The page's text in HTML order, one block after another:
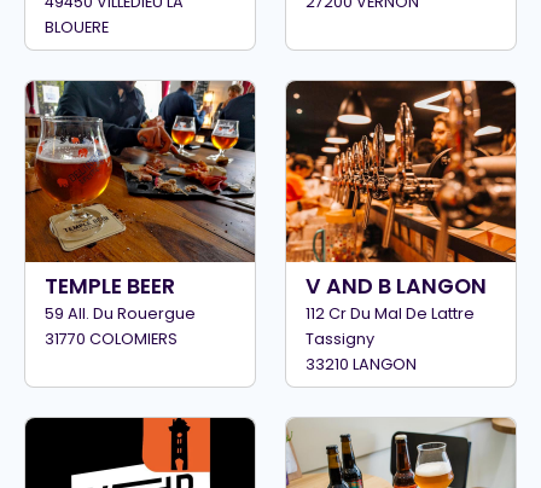
BLOUERE
TEMPLE BEER
59 All. Du Rouergue
31770 COLOMIERS
V AND B LANGON
112 Cr Du Mal De Lattre
Tassigny
33210 LANGON